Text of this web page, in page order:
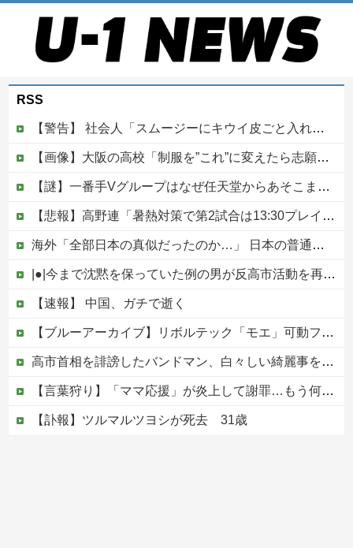
RSS
【警告】 社会人「スムージーにキウイ皮ごと入れよ。これ美容にいいんだよね〜」→ 結果…
【画像】大阪の高校「制服を”これ”に変えたら志願者がめちゃくちゃ増えた」
【謎】一番手Vグループはなぜ任天堂からあそこまで寵愛されるんだ？
【悲報】高野連「暑熱対策で第2試合は13:30プレイボールや！」他
海外「全部日本の真似だったのか…」 日本の普通のテレビ番組が最新SNSの数十年先を行っていたと話題に
|●|今まで沈黙を保っていた例の男が反高市活動を再開した模様、財務省を手を組んでの返り咲きが狙いか？
【速報】 中国、ガチで逝く
【ブルーアーカイブ】リボルテック「モエ」可動フィギュア【近日予約開始】
高市首相を誹謗したバンドマン、白々しい綺麗事を吐きまくっていたが実際の所業が発覚してしまい……
【言葉狩り】「ママ応援」が炎上して謝罪…もう何も言えない
【訃報】ツルマルツヨシが死去 31歳